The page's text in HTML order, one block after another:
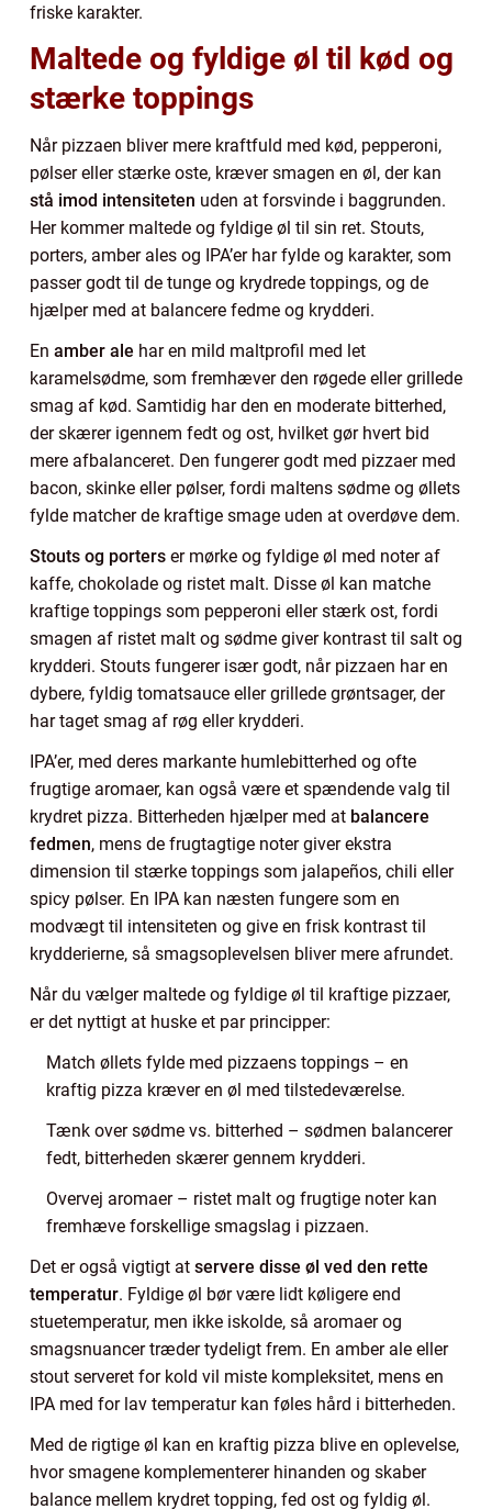
friske karakter.
Maltede og fyldige øl til kød og
stærke toppings
Når pizzaen bliver mere kraftfuld med kød, pepperoni,
pølser eller stærke oste, kræver smagen en øl, der kan
stå imod intensiteten uden at forsvinde i baggrunden.
Her kommer maltede og fyldige øl til sin ret. Stouts,
porters, amber ales og IPA’er har fylde og karakter, som
passer godt til de tunge og krydrede toppings, og de
hjælper med at balancere fedme og krydderi.
En amber ale har en mild maltprofil med let
karamelsødme, som fremhæver den røgede eller grillede
smag af kød. Samtidig har den en moderate bitterhed,
der skærer igennem fedt og ost, hvilket gør hvert bid
mere afbalanceret. Den fungerer godt med pizzaer med
bacon, skinke eller pølser, fordi maltens sødme og øllets
fylde matcher de kraftige smage uden at overdøve dem.
Stouts og porters er mørke og fyldige øl med noter af
kaffe, chokolade og ristet malt. Disse øl kan matche
kraftige toppings som pepperoni eller stærk ost, fordi
smagen af ristet malt og sødme giver kontrast til salt og
krydderi. Stouts fungerer især godt, når pizzaen har en
dybere, fyldig tomatsauce eller grillede grøntsager, der
har taget smag af røg eller krydderi.
IPA’er, med deres markante humlebitterhed og ofte
frugtige aromaer, kan også være et spændende valg til
krydret pizza. Bitterheden hjælper med at balancere
fedmen, mens de frugtagtige noter giver ekstra
dimension til stærke toppings som jalapeños, chili eller
spicy pølser. En IPA kan næsten fungere som en
modvægt til intensiteten og give en frisk kontrast til
krydderierne, så smagsoplevelsen bliver mere afrundet.
Når du vælger maltede og fyldige øl til kraftige pizzaer,
er det nyttigt at huske et par principper:
Match øllets fylde med pizzaens toppings – en
kraftig pizza kræver en øl med tilstedeværelse.
Tænk over sødme vs. bitterhed – sødmen balancerer
fedt, bitterheden skærer gennem krydderi.
Overvej aromaer – ristet malt og frugtige noter kan
fremhæve forskellige smagslag i pizzaen.
Det er også vigtigt at servere disse øl ved den rette
temperatur. Fyldige øl bør være lidt køligere end
stuetemperatur, men ikke iskolde, så aromaer og
smagsnuancer træder tydeligt frem. En amber ale eller
stout serveret for kold vil miste kompleksitet, mens en
IPA med for lav temperatur kan føles hård i bitterheden.
Med de rigtige øl kan en kraftig pizza blive en oplevelse,
hvor smagene komplementerer hinanden og skaber
balance mellem krydret topping, fed ost og fyldig øl.